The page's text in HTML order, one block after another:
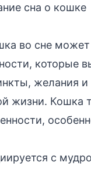
сна о кошке
во сне
которые
желания
жизни.
с